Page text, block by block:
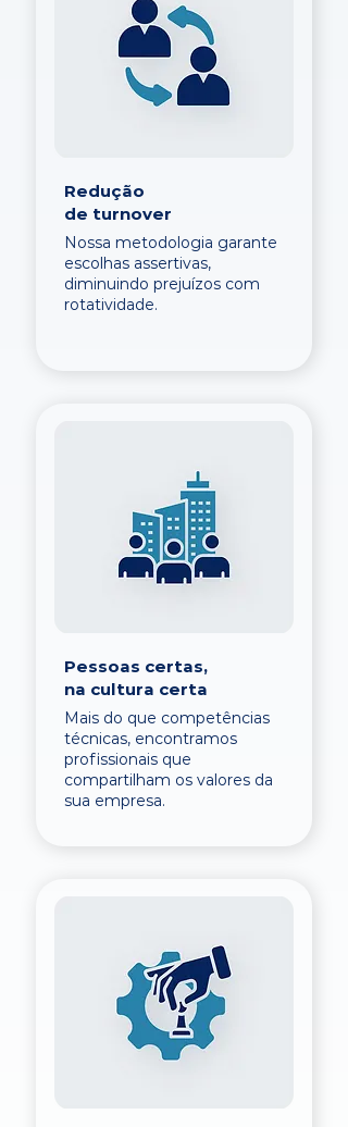
Redução
de turnover
Nossa metodologia garante
escolhas assertivas,
diminuindo prejuízos com
rotatividade.
Pessoas certas,
na cultura certa
Mais do que competências
técnicas, encontramos
profissionais que
compartilham os valores da
sua empresa.